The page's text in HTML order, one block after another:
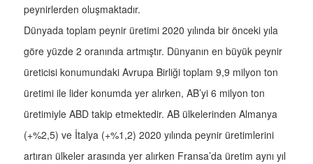
peynirlerden oluşmaktadır.
Dünyada toplam peynir üretimi 2020 yılında bir önceki yıla
göre yüzde 2 oranında artmıştır. Dünyanın en büyük peynir
üreticisi konumundaki Avrupa Birliği toplam 9,9 milyon ton
üretimi ile lider konumda yer alırken, AB’yi 6 milyon ton
üretimiyle ABD takip etmektedir. AB ülkelerinden Almanya
(+%2,5) ve İtalya (+%1,2) 2020 yılında peynir üretimlerini
artıran ülkeler arasında yer alırken Fransa’da üretim aynı yıl